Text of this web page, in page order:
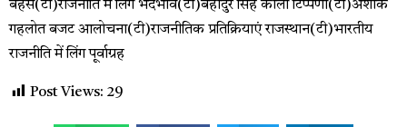
बहस(टी)राजनीति में लिंग भेदभाव(टी)बहादुर सिंह कोली टिप्पणी(टी)अशोक
गहलोत बजट आलोचना(टी)राजनीतिक प्रतिक्रियाएं राजस्थान(टी)भारतीय
राजनीति में लिंग पूर्वाग्रह
Post Views: 29